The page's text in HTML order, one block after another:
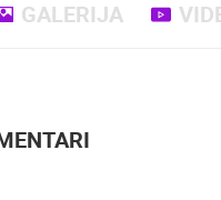
GALERIJA